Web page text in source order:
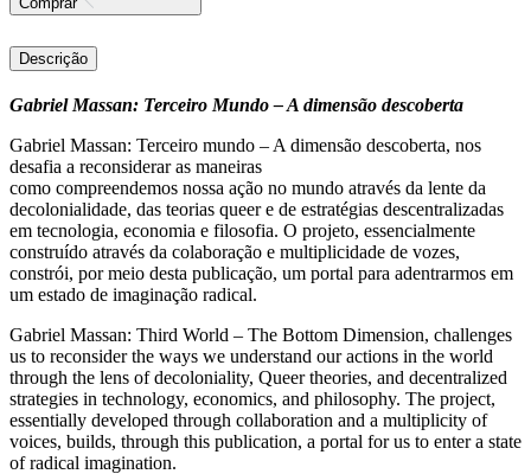
Descrição
Gabriel Massan: Terceiro Mundo – A dimensão descoberta
Gabriel Massan: Terceiro mundo – A dimensão descoberta, nos
desafia a reconsiderar as maneiras
como compreendemos nossa ação no mundo através da lente da
decolonialidade, das teorias queer e de estratégias descentralizadas
em tecnologia, economia e filosofia. O projeto, essencialmente
construído através da colaboração e multiplicidade de vozes,
constrói, por meio desta publicação, um portal para adentrarmos em
um estado de imaginação radical.
Gabriel Massan: Third World – The Bottom Dimension, challenges
us to reconsider the ways we understand our actions in the world
through the lens of decoloniality, Queer theories, and decentralized
strategies in technology, economics, and philosophy. The project,
essentially developed through collaboration and a multiplicity of
voices, builds, through this publication, a portal for us to enter a state
of radical imagination.